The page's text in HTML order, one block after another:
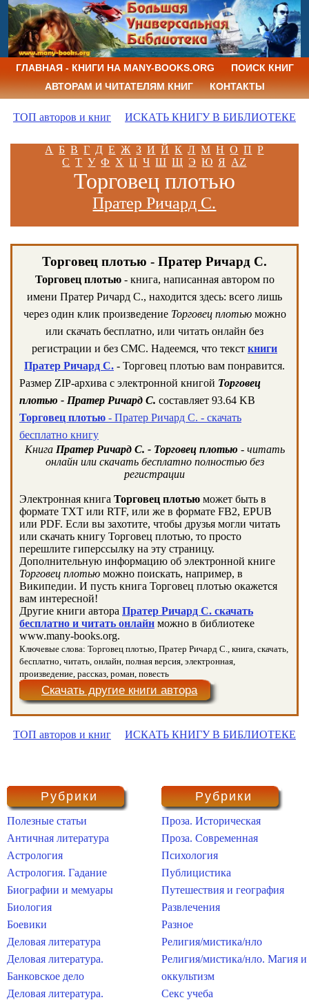
ГЛАВНАЯ - КНИГИ НА MANY-BOOKS.ORG
ПОИСК КНИГ
АВТОРАМ И ЧИТАТЕЛЯМ КНИГ
КОНТАКТЫ
ТОП авторов и книг ИСКАТЬ КНИГУ В БИБЛИОТЕКЕ
А Б В Г Д Е Ж З И Й К Л М Н О П Р
С Т У Ф Х Ц Ч Ш Щ Э Ю Я AZ
Торговец плотью
Пратер Ричард С.
Торговец плотью - Пратер Ричард С.
Торговец плотью- книга, написанная автором по
имени Пратер Ричард С., находится здесь: всего лишь
через один клик произведение Торговец плотьюможно
или скачать бесплатно, или читать онлайн без
регистрации и без СМС. Надеемся, что текст книги
Пратер Ричард С. - Торговец плотью вам понравится.
Размер ZIP-архива c электронной книгой Торговец
плотью - Пратер Ричард С. составляет 93.64 KB
Торговец плотью - Пратер Ричард С. - скачать
бесплатно книгу
Книга Пратер Ричард С. - Торговец плотью - читать
онлайн или скачать бесплатно полностью без
регистрации
Электронная книга Торговец плотью может быть в
формате TXT или RTF, или же в формате FB2, EPUB
или PDF. Если вы захотите, чтобы друзья могли читать
или скачать книгу Торговец плотью, то просто
перешлите гиперссылку на эту страницу.
Дополнительную информацию об электронной книге
Торговец плотью можно поискать, например, в
Википедии. И пусть книга Торговец плотью окажется
вам интересной!
Другие книги автора Пратер Ричард С. скачать
бесплатно и читать онлайн можно в библиотеке
www.many-books.org.
Ключевые слова: Торговец плотью, Пратер Ричард С., книга, скачать,
бесплатно, читать, онлайн, полная версия, электронная,
произведение, рассказ, роман, повесть
Скачать другие книги автора
ТОП авторов и книг ИСКАТЬ КНИГУ В БИБЛИОТЕКЕ
Рубрики
Полезные статьи
Античная литература
Астрология
Астрология. Гадание
Биографии и мемуары
Биология
Боевики
Деловая литература
Деловая литература.
Банковское дело
Деловая литература.
Рубрики
Проза. Историческая
Проза. Современная
Психология
Публицистика
Путешествия и география
Развлечения
Разное
Религия/мистика/нло
Религия/мистика/нло. Магия и
оккультизм
Секс учеба